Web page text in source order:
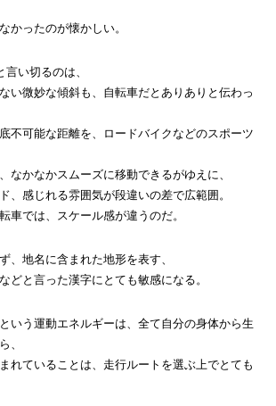
かったのが懐かしい。
言い切るのは、
い微妙な傾斜も、自転車だとありありと伝わっ
不可能な距離を、ロードバイクなどのスポーツ
なかなかスムーズに移動できるがゆえに、
、感じれる雰囲気が段違いの差で広範囲。
車では、スケール感が違うのだ。
、地名に含まれた地形を表す、
どと言った漢字にとても敏感になる。
いう運動エネルギーは、全て自分の身体から生
、
れていることは、走行ルートを選ぶ上でとても